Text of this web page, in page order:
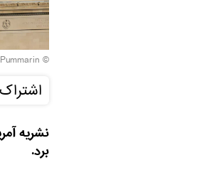
©
اشتراک
نشریه
برد.